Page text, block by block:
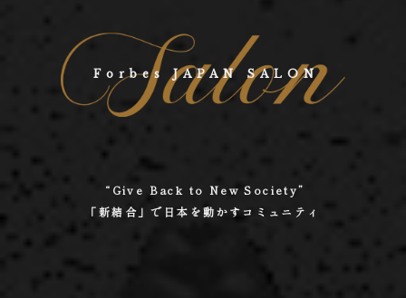
Forbes JAPAN SALON
“Give Back to New Society”
「新結合」で日本を動かすコミュニティ